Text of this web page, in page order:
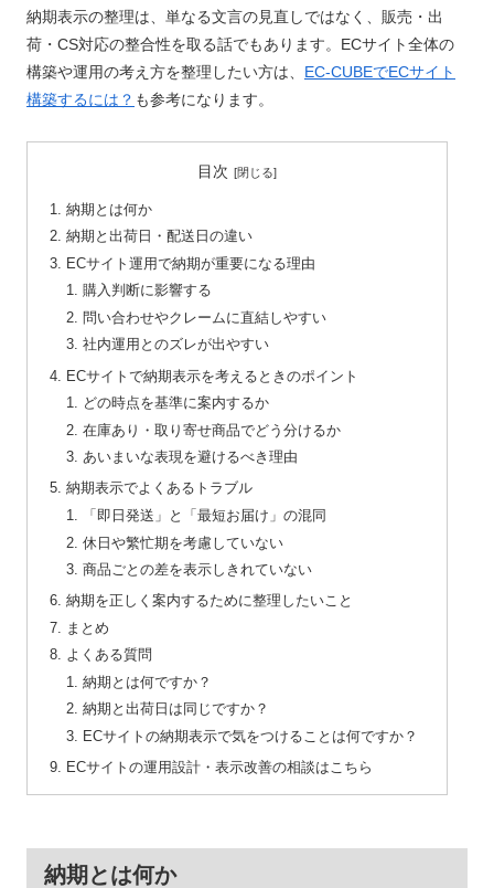
納期表示の整理は、単なる文言の見直しではなく、販売・出
荷・CS対応の整合性を取る話でもあります。ECサイト全体の
構築や運用の考え方を整理したい方は、 EC-CUBEでECサイト
構築するには？ も参考になります。
目次
納期とは何か
納期と出荷日・配送日の違い
ECサイト運用で納期が重要になる理由
購入判断に影響する
問い合わせやクレームに直結しやすい
社内運用とのズレが出やすい
ECサイトで納期表示を考えるときのポイント
どの時点を基準に案内するか
在庫あり・取り寄せ商品でどう分けるか
あいまいな表現を避けるべき理由
納期表示でよくあるトラブル
「即日発送」と「最短お届け」の混同
休日や繁忙期を考慮していない
商品ごとの差を表示しきれていない
納期を正しく案内するために整理したいこと
まとめ
よくある質問
納期とは何ですか？
納期と出荷日は同じですか？
ECサイトの納期表示で気をつけることは何ですか？
ECサイトの運用設計・表示改善の相談はこちら
納期とは何か